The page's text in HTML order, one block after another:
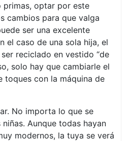
primas, optar por este
cambios para que valga
ser una excelente
el caso de una sola hija, el
reciclado en vestido “de
solo hay que cambiarle el
toques con la máquina de
No importa lo que se
Aunque todas hayan
modernos, la tuya se verá